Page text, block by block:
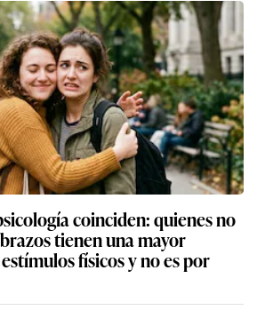
coinciden: quienes no
tienen una mayor
físicos y no es por